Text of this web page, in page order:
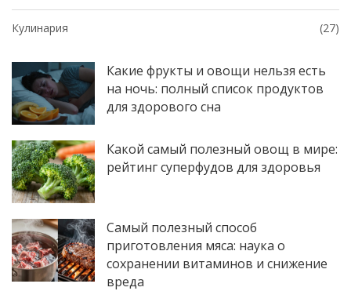
Кулинария (27)
Какие фрукты и овощи нельзя есть
на ночь: полный список продуктов
для здорового сна
Какой самый полезный овощ в мире:
рейтинг суперфудов для здоровья
Самый полезный способ
приготовления мяса: наука о
сохранении витаминов и снижение
вреда